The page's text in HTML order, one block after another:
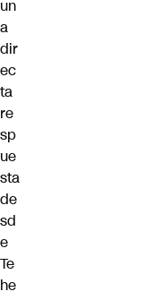
un
a
dir
ec
ta
re
sp
ue
sta
de
sd
e
Te
he